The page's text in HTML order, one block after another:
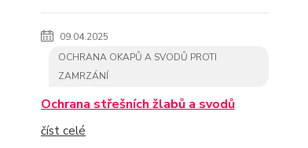
09.04.2025
OCHRANA OKAPŮ A SVODŮ PROTI
ZAMRZÁNÍ
Ochrana střešních žlabů a svodů
číst celé